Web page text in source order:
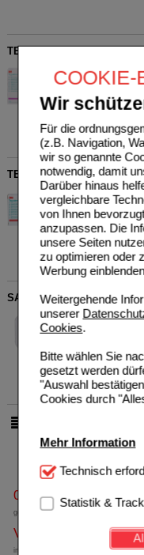
COOKIE-
Wir
Für die
(z.B. Navigation,
wir so genannte
notwendig, damit
Darüber hinaus
vergleichbare
von Ihnen
anzupassen. Die
unsere Seiten
zu optimieren oder
Werbung
Weitergehende
unserer
Cookies.
Bitte wählen Sie
gesetzt werden
"Auswahl
Cookies durch
Mehr Information
Technisch
Website notwendig
Kundenkonto),
werden kann.
Technisch
Statistik &
TEGADERM Foam
Fresenius Kabi
GmbH
06917337
10St Verband
TEGADERM Alginate FK
Fresenius Kabi
GmbH
06916875
10St Kompressen
SANABELLE TC610
Fresenius Kabi
GmbH
10St Kompressen
0800-10 11 422
gebührenfreie Rufnummer
Versandkostenfrei
innerhalb Deutschlands bei einem